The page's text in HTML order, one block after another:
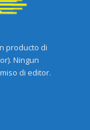
producto di
Ningun
di editor.